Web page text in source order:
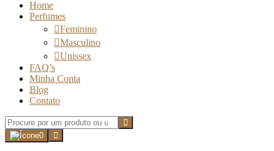
Home
Perfumes
Feminino
Masculino
Unissex
FAQ’s
Minha Conta
Blog
Contato
0